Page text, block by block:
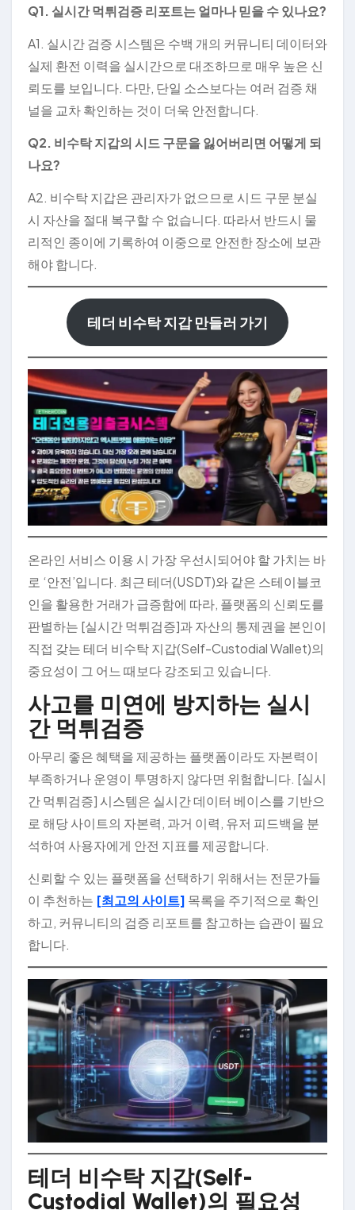
Q1. 실시간 먹튀검증 리포트는 얼마나 믿을 수 있나요?
A1. 실시간 검증 시스템은 수백 개의 커뮤니티 데이터와
실제 환전 이력을 실시간으로 대조하므로 매우 높은 신
뢰도를 보입니다. 다만, 단일 소스보다는 여러 검증 채
널을 교차 확인하는 것이 더욱 안전합니다.
Q2. 비수탁 지갑의 시드 구문을 잃어버리면 어떻게 되
나요?
A2. 비수탁 지갑은 관리자가 없으므로 시드 구문 분실
시 자산을 절대 복구할 수 없습니다. 따라서 반드시 물
리적인 종이에 기록하여 이중으로 안전한 장소에 보관
해야 합니다.
테더 비수탁 지갑 만들러 가기
온라인 서비스 이용 시 가장 우선시되어야 할 가치는 바
로 ‘안전’입니다. 최근 테더(USDT)와 같은 스테이블코
인을 활용한 거래가 급증함에 따라, 플랫폼의 신뢰도를
판별하는 [실시간 먹튀검증]과 자산의 통제권을 본인이
직접 갖는 테더 비수탁 지갑(Self-Custodial Wallet)의
중요성이 그 어느 때보다 강조되고 있습니다.
사고를 미연에 방지하는 실시
간 먹튀검증
아무리 좋은 혜택을 제공하는 플랫폼이라도 자본력이
부족하거나 운영이 투명하지 않다면 위험합니다. [실시
간 먹튀검증] 시스템은 실시간 데이터 베이스를 기반으
로 해당 사이트의 자본력, 과거 이력, 유저 피드백을 분
석하여 사용자에게 안전 지표를 제공합니다.
신뢰할 수 있는 플랫폼을 선택하기 위해서는 전문가들
이 추천하는 [최고의 사이트] 목록을 주기적으로 확인
하고, 커뮤니티의 검증 리포트를 참고하는 습관이 필요
합니다.
테더 비수탁 지갑(Self-
Custodial Wallet)의 필요성